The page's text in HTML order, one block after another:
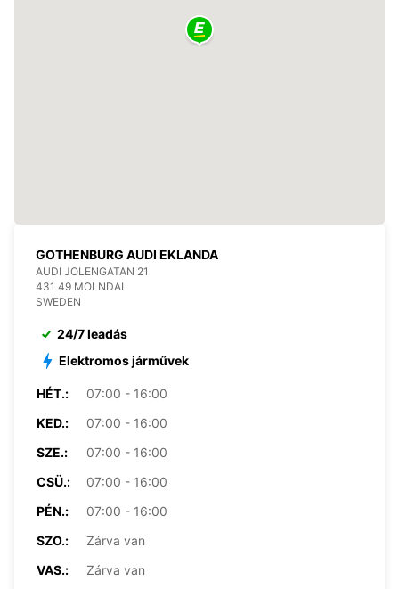
GOTHENBURG AUDI EKLANDA
AUDI JOLENGATAN 21
431 49 MOLNDAL
SWEDEN
24/7 leadás
Elektromos járművek
HÉT.:
07:00 - 16:00
KED.:
07:00 - 16:00
SZE.:
07:00 - 16:00
CSÜ.:
07:00 - 16:00
PÉN.:
07:00 - 16:00
SZO.:
Zárva van
VAS.:
Zárva van